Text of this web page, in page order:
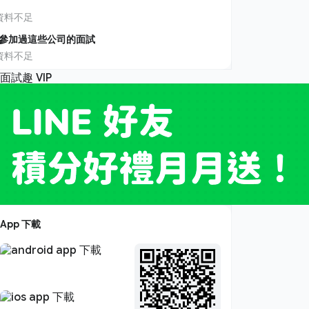
料不足
加過這些公司的面試
料不足
App 下載